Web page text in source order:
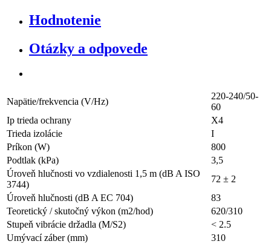
Hodnotenie
Otázky a odpovede
Napätie/frekvencia (V/Hz)
220-240/50-
60
Ip trieda ochrany
X4
Trieda izolácie
I
Príkon (W)
800
Podtlak (kPa)
3,5
Úroveň hlučnosti vo vzdialenosti 1,5 m (dB A ISO
3744)
72 ± 2
Úroveň hlučnosti (dB A EC 704)
83
Teoretický / skutočný výkon (m2/hod)
620/310
Stupeň vibrácie držadla (M/S2)
< 2.5
Umývací záber (mm)
310